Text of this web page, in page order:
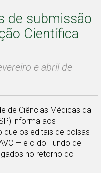
de submissão
Científica
e abril de
de Ciências Médicas da
informa aos
que os editais de bolsas
— e o do Fundo de
no retorno do